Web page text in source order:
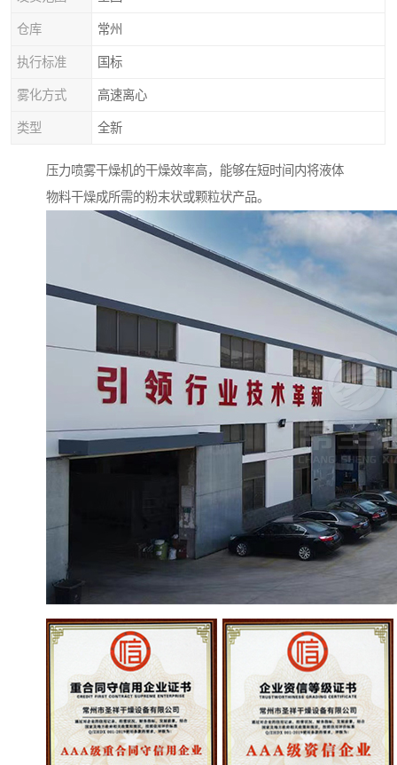
仓库 常州
执行标准 国标
雾化方式 高速离心
类型 全新
压力喷雾干燥机的干燥效率高，能够在短时间内将液体
物料干燥成所需的粉末状或颗粒状产品。